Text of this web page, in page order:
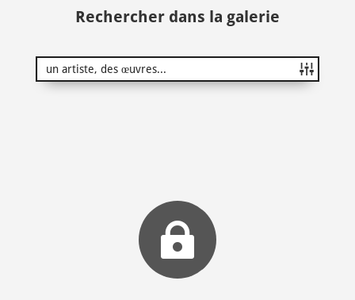
Rechercher dans la galerie
